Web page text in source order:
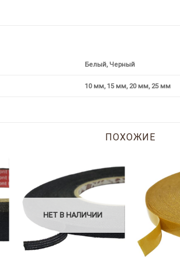
Белый, Черный
10 мм, 15 мм, 20 мм, 25 мм
ПОХОЖИЕ
+
НЕТ В НАЛИЧИИ
+